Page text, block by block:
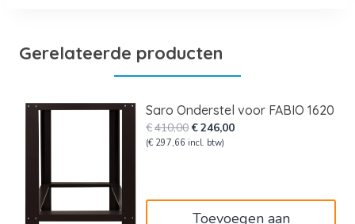
Gerelateerde producten
Saro Onderstel voor FABIO 1620
€410,00Oorspronkelijke
prijs
€246,00Huidige
(€ 297,66 incl. btw)
Toevoegen aan